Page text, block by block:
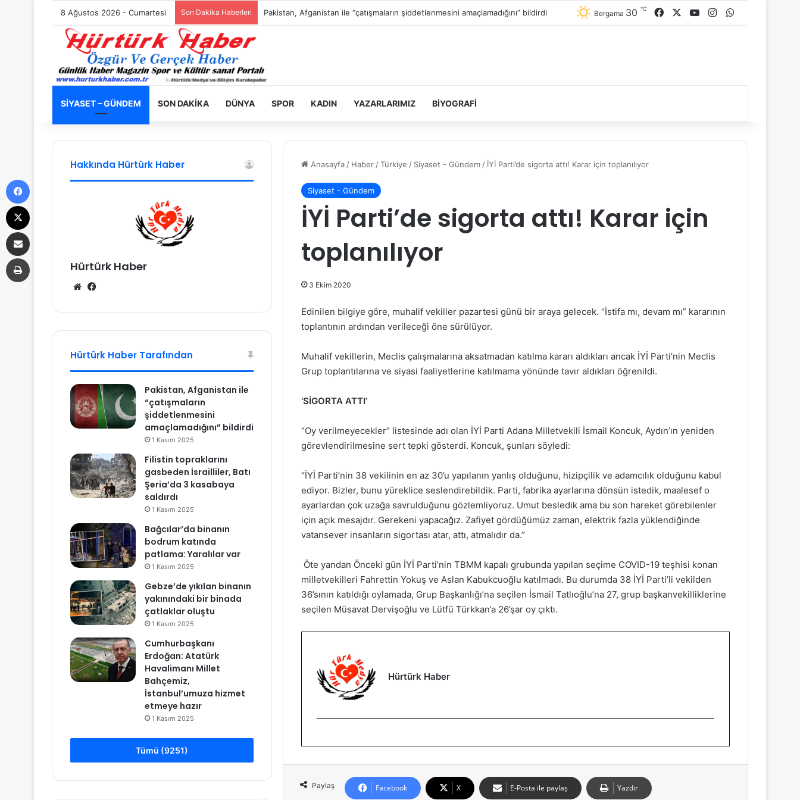
8 Ağustos 2026 - Cumartesi Son Dakika Haberleri Filistin topraklarını gasbeden İsrailliler, Batı Şeria’da 3 kasabaya saldırdı Bergama 30 ℃ Facebook YouTubeInstagram
SIYASET – GÜNDEM SON DAKIKA DÜNYA SPOR KADIN YAZARLARIMIZ BIYOGRAFI
Anasayfa / Haber /Türkiye / Siyaset - Gündem / İYİ Parti’de sigorta attı! Karar için toplanılıyor
Siyaset - Gündem
İYİ Parti’de sigorta attı! Karar için
toplanılıyor
3 Ekim 2020
Edinilen bilgiye göre, muhalif vekiller pazartesi günü bir araya gelecek. “İstifa mı, devam mı” kararının
toplantının ardından verileceği öne sürülüyor.
Muhalif vekillerin, Meclis çalışmalarına aksatmadan katılma kararı aldıkları ancak İYİ Parti’nin Meclis
Grup toplantılarına ve siyasi faaliyetlerine katılmama yönünde tavır aldıkları öğrenildi.
‘SİGORTA ATTI’
“Oy verilmeyecekler” listesinde adı olan İYİ Parti Adana Milletvekili İsmail Koncuk, Aydın’ın yeniden
görevlendirilmesine sert tepki gösterdi. Koncuk, şunları söyledi:
“İYİ Parti’nin 38 vekilinin en az 30’u yapılanın yanlış olduğunu, hizipçilik ve adamcılık olduğunu kabul
ediyor. Bizler, bunu yüreklice seslendirebildik. Parti, fabrika ayarlarına dönsün istedik, maalesef o
ayarlardan çok uzağa savrulduğunu gözlemliyoruz. Umut besledik ama bu son hareket görebilenler
için açık mesajdır. Gerekeni yapacağız. Zafiyet gördüğümüz zaman, elektrik fazla yüklendiğinde
vatansever insanların sigortası atar, attı, atmalıdır da.”
Öte yandan Önceki gün İYİ Parti’nin TBMM kapalı grubunda yapılan seçime COVID-19 teşhisi konan
milletvekilleri Fahrettin Yokuş ve Aslan Kabukcuoğlu katılmadı. Bu durumda 38 İYİ Parti’li vekilden
36’sının katıldığı oylamada, Grup Başkanlığı’na seçilen İsmail Tatlıoğlu’na 27, grup başkanvekilliklerine
seçilen Müsavat Dervişoğlu ve Lütfü Türkkan’a 26’şar oy çıktı.
Hürtürk Haber
Paylaş Facebook X E-Posta ile paylaş Yazdır
Hakkında Hürtürk Haber
Hürtürk Haber
We
sit
esi
bo
ok
Hürtürk Haber Tarafından
Pakistan, Afganistan ile
“çatışmaların
şiddetlenmesini
amaçlamadığını” bildirdi
1 Kasım 2025
Filistin topraklarını
gasbeden İsrailliler, Batı
Şeria’da 3 kasabaya
saldırdı
1 Kasım 2025
Bağcılar’da binanın
bodrum katında
patlama: Yaralılar var
1 Kasım 2025
Gebze’de yıkılan binanın
yakınındaki bir binada
çatlaklar oluştu
1 Kasım 2025
Cumhurbaşkanı
Erdoğan: Atatürk
Havalimanı Millet
Bahçemiz,
İstanbul’umuza hizmet
etmeye hazır
1 Kasım 2025
Tümü (9251)